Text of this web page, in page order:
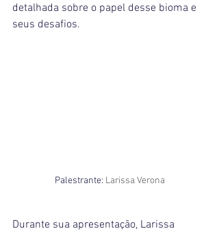
detalhada sobre o papel desse bioma e
seus desafios.
Palestrante: Larissa Verona
Durante sua apresentação, Larissa